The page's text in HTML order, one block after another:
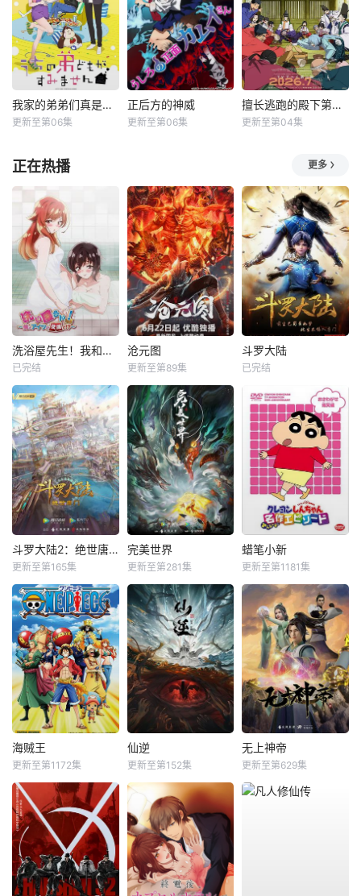
我家的弟弟们真是让您费心了
更新至第06集
正后方的神威
更新至第06集
擅长逃跑的殿下第二季
更新至第04集
正在热播 更多
洗浴屋先生！我和那家伙在女浴池！？
已完结
沧元图
更新至第89集
斗罗大陆
已完结
斗罗大陆2：绝世唐门
更新至第165集
完美世界
更新至第281集
蜡笔小新
更新至第1181集
海贼王
更新至第1172集
仙逆
更新至第152集
无上神帝
更新至第629集